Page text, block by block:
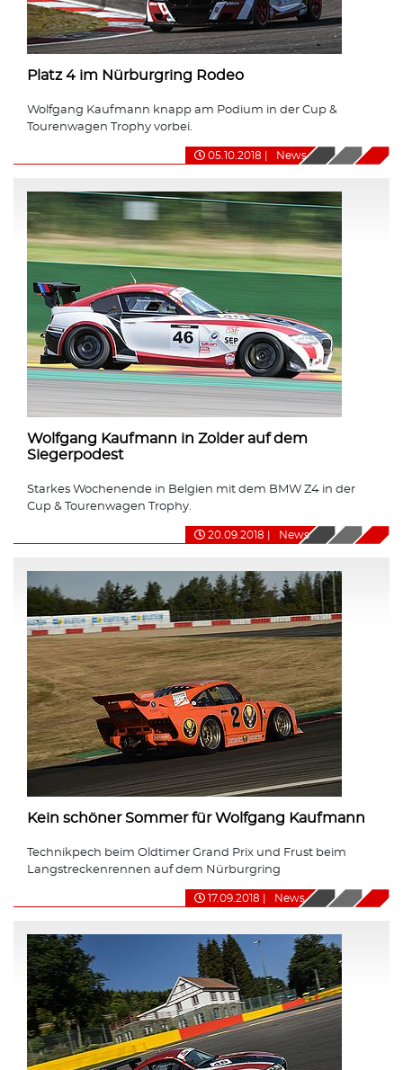
Platz 4 im Nürburgring Rodeo
Wolfgang Kaufmann knapp am Podium in der Cup &
Tourenwagen Trophy vorbei.
05.10.2018 News
Wolfgang Kaufmann in Zolder auf dem
Siegerpodest
Starkes Wochenende in Belgien mit dem BMW Z4 in der
Cup & Tourenwagen Trophy.
20.09.2018 News
Kein schöner Sommer für Wolfgang Kaufmann
Technikpech beim Oldtimer Grand Prix und Frust beim
Langstreckenrennen auf dem Nürburgring
17.09.2018 News